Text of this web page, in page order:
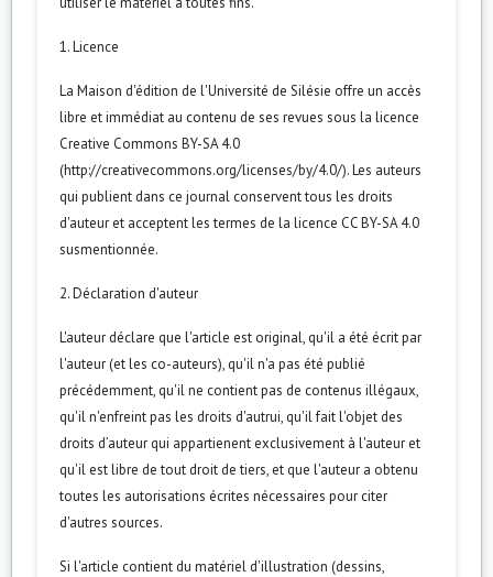
1. Licence
La Maison d'édition de l'Université de Silésie offre un accès
libre et immédiat au contenu de ses revues sous la licence
Creative Commons BY-SA 4.0
(http://creativecommons.org/licenses/by/4.0/). Les auteurs
qui publient dans ce journal conservent tous les droits
d'auteur et acceptent les termes de la licence CC BY-SA 4.0
susmentionnée.
2. Déclaration d'auteur
L'auteur déclare que l'article est original, qu'il a été écrit par
l'auteur (et les co-auteurs), qu'il n'a pas été publié
précédemment, qu'il ne contient pas de contenus illégaux,
qu'il n'enfreint pas les droits d'autrui, qu'il fait l'objet des
droits d’auteur qui appartienent exclusivement à l'auteur et
qu'il est libre de tout droit de tiers, et que l'auteur a obtenu
toutes les autorisations écrites nécessaires pour citer
d'autres sources.
Si l'article contient du matériel d'illustration (dessins,